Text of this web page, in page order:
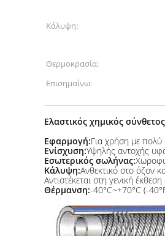
Κάλυψη:
Θερμοκρασία:
Επισημαίνω:
Ελαστικός χημικός
Εφαρμογή:Για χρήση με πολύ
Ενίσχυση:Υψηλής αντοχής
Εσωτερικός σωλήνας:
Κάλυψη:Ανθεκτικό στο όζον
Αντιστέκεται στη γενική
Θέρμανση:-40°C~+70°C (-